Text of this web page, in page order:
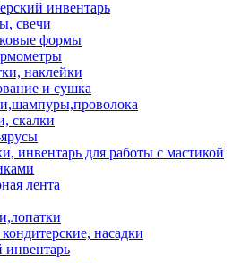
инвентарь
свечи
формы
наклейки
и сушка
скалки
инвентарь для работы с мастикой
лента
насадки